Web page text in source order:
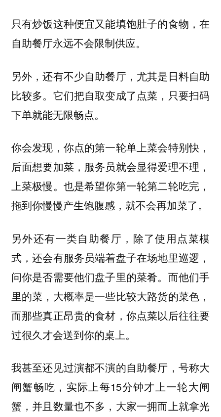
只有炒饭这种便宜又能填饱肚子的食物，在
自助餐厅永远不会限制供应。
另外，还有不少自助餐厅，尤其是日料自助
比较多。它们把自取变成了点菜，只要扫码
下单就能无限畅点。
你会发现，你点的第一轮单上菜会特别快，
后面想要加菜，服务员就会显得爱理不理，
上菜极慢。也是希望你第一轮第二轮吃完，
拖到你慢慢产生饱腹感，就不会再加菜了。
另外还有一类自助餐厅，除了使用点菜模
式，还会有服务员端着盘子在场地里巡逻，
问你是否需要他们盘子里的菜肴。而他们手
里的菜，大概率是一些比较大路货的菜色，
而那些真正昂贵的食材，你点菜以后往往要
过很久才会送到你的桌上。
我甚至还见过演都不演的自助餐厅，号称大
闸蟹畅吃，实际上每15分钟才上一轮大闸
蟹，并且数量也不多，大家一拥而上就拿光